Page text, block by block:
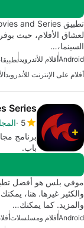
لعشاق الأفلام، حيث
السينما،…
Androidأفلام للأندرويد
أفلام على الإنترنت للأندرويد
Series
5
برنامج
باب.
موفي بلس هو أفضل تطبيق
والكثير غيرها. هنا،
والمزيد. كما يمكنك…
Androidأفلام ومسلسلات